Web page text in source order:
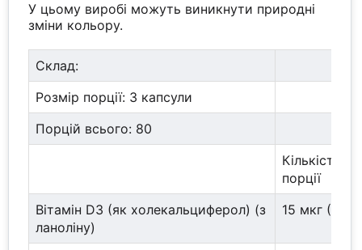
У цьому виробі можуть виникнути природні
зміни кольору.
Склад:
Розмір порції: 3 капсули
Порцій всього: 80
Кількість
порції
Вітамін D3 (як холекальциферол) (з
ланоліну)
15 мкг